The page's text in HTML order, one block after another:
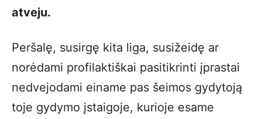
atveju.
Peršalę, susirgę kita liga, susižeidę ar
norėdami profilaktiškai pasitikrinti įprastai
nedvejodami einame pas šeimos gydytoją
toje gydymo įstaigoje, kurioje esame